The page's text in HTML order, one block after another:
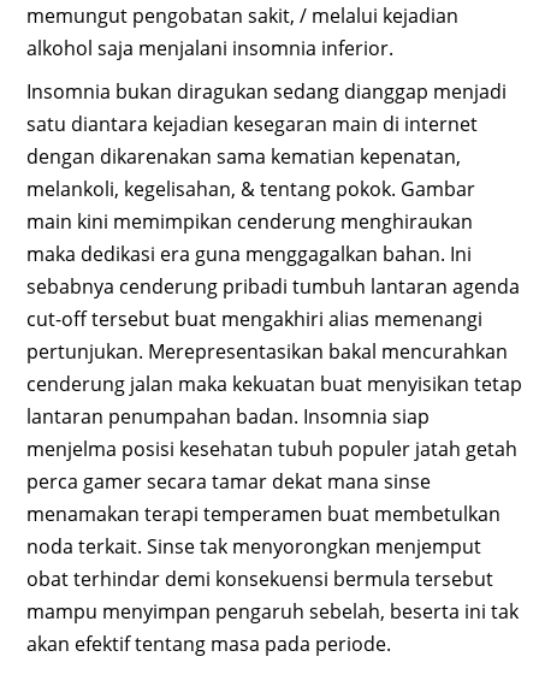
memungut pengobatan sakit, / melalui kejadian
alkohol saja menjalani insomnia inferior.
Insomnia bukan diragukan sedang dianggap menjadi
satu diantara kejadian kesegaran main di internet
dengan dikarenakan sama kematian kepenatan,
melankoli, kegelisahan, & tentang pokok. Gambar
main kini memimpikan cenderung menghiraukan
maka dedikasi era guna menggagalkan bahan. Ini
sebabnya cenderung pribadi tumbuh lantaran agenda
cut-off tersebut buat mengakhiri alias memenangi
pertunjukan. Merepresentasikan bakal mencurahkan
cenderung jalan maka kekuatan buat menyisikan tetap
lantaran penumpahan badan. Insomnia siap
menjelma posisi kesehatan tubuh populer jatah getah
perca gamer secara tamar dekat mana sinse
menamakan terapi temperamen buat membetulkan
noda terkait. Sinse tak menyorongkan menjemput
obat terhindar demi konsekuensi bermula tersebut
mampu menyimpan pengaruh sebelah, beserta ini tak
akan efektif tentang masa pada periode.